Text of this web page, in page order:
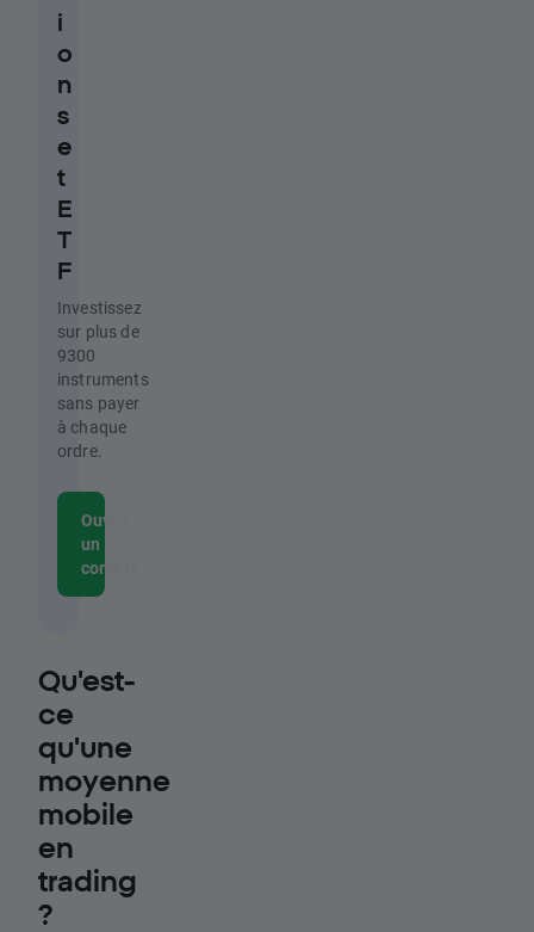
i
o
n
s
e
t
E
T
F
Investissez
sur plus de
9300
instruments
sans payer
à chaque
ordre.
Ouvrir
un
compte
Qu'est-
ce
qu'une
moyenne
mobile
en
trading
?